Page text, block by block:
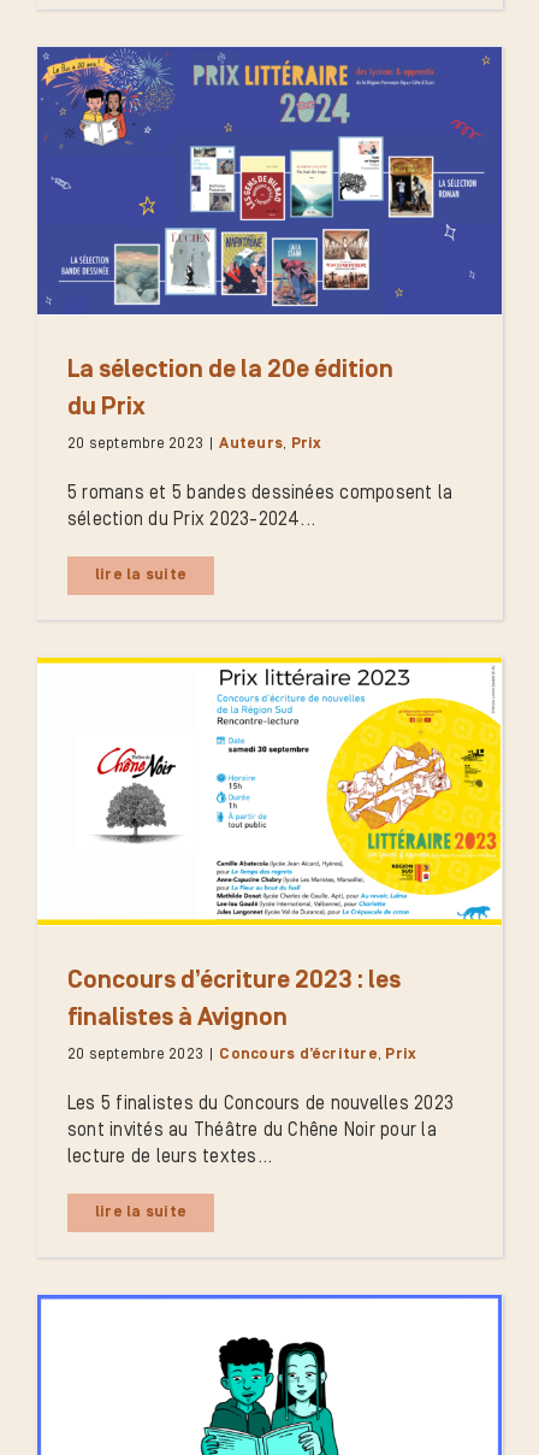
La sélection de la 20e édition
du Prix
20 septembre 2023 Auteurs, Prix
5 romans et 5 bandes dessinées composent la
sélection du Prix 2023-2024...
lire la suite
Concours d’écriture 2023 : les
finalistes à Avignon
20 septembre 2023 Concours d’écriture, Prix
Les 5 finalistes du Concours de nouvelles 2023
sont invités au Théâtre du Chêne Noir pour la
lecture de leurs textes...
lire la suite